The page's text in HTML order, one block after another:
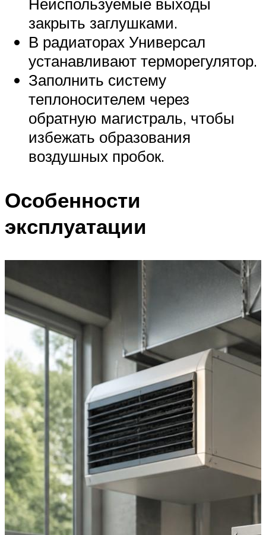
закрыть заглушками.
В радиаторах Универсал
устанавливают терморегулятор.
Заполнить систему
теплоносителем через
обратную магистраль, чтобы
избежать образования
воздушных пробок.
Особенности
эксплуатации